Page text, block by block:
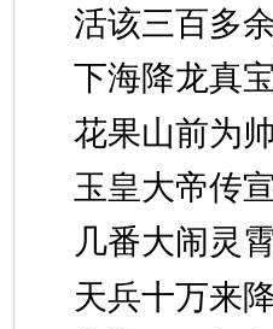
活该三百
下海降龙
花果山前
玉皇大帝
几番大闹
天兵十万